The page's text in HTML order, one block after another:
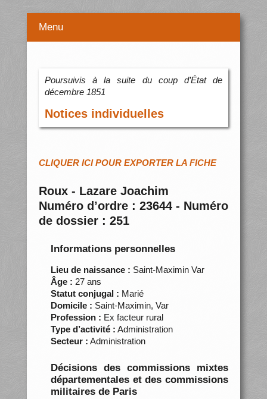
Menu
Poursuivis à la suite du coup d’État de
décembre 1851
Notices individuelles
CLIQUER ICI POUR EXPORTER LA FICHE
Roux - Lazare Joachim
Numéro d’ordre : 23644 - Numéro
de dossier : 251
Informations personnelles
Lieu de naissance : Saint-Maximin Var
Âge : 27 ans
Statut conjugal : Marié
Domicile : Saint-Maximin, Var
Profession : Ex facteur rural
Type d’activité : Administration
Secteur : Administration
Décisions des commissions mixtes
départementales et des commissions
militaires de Paris